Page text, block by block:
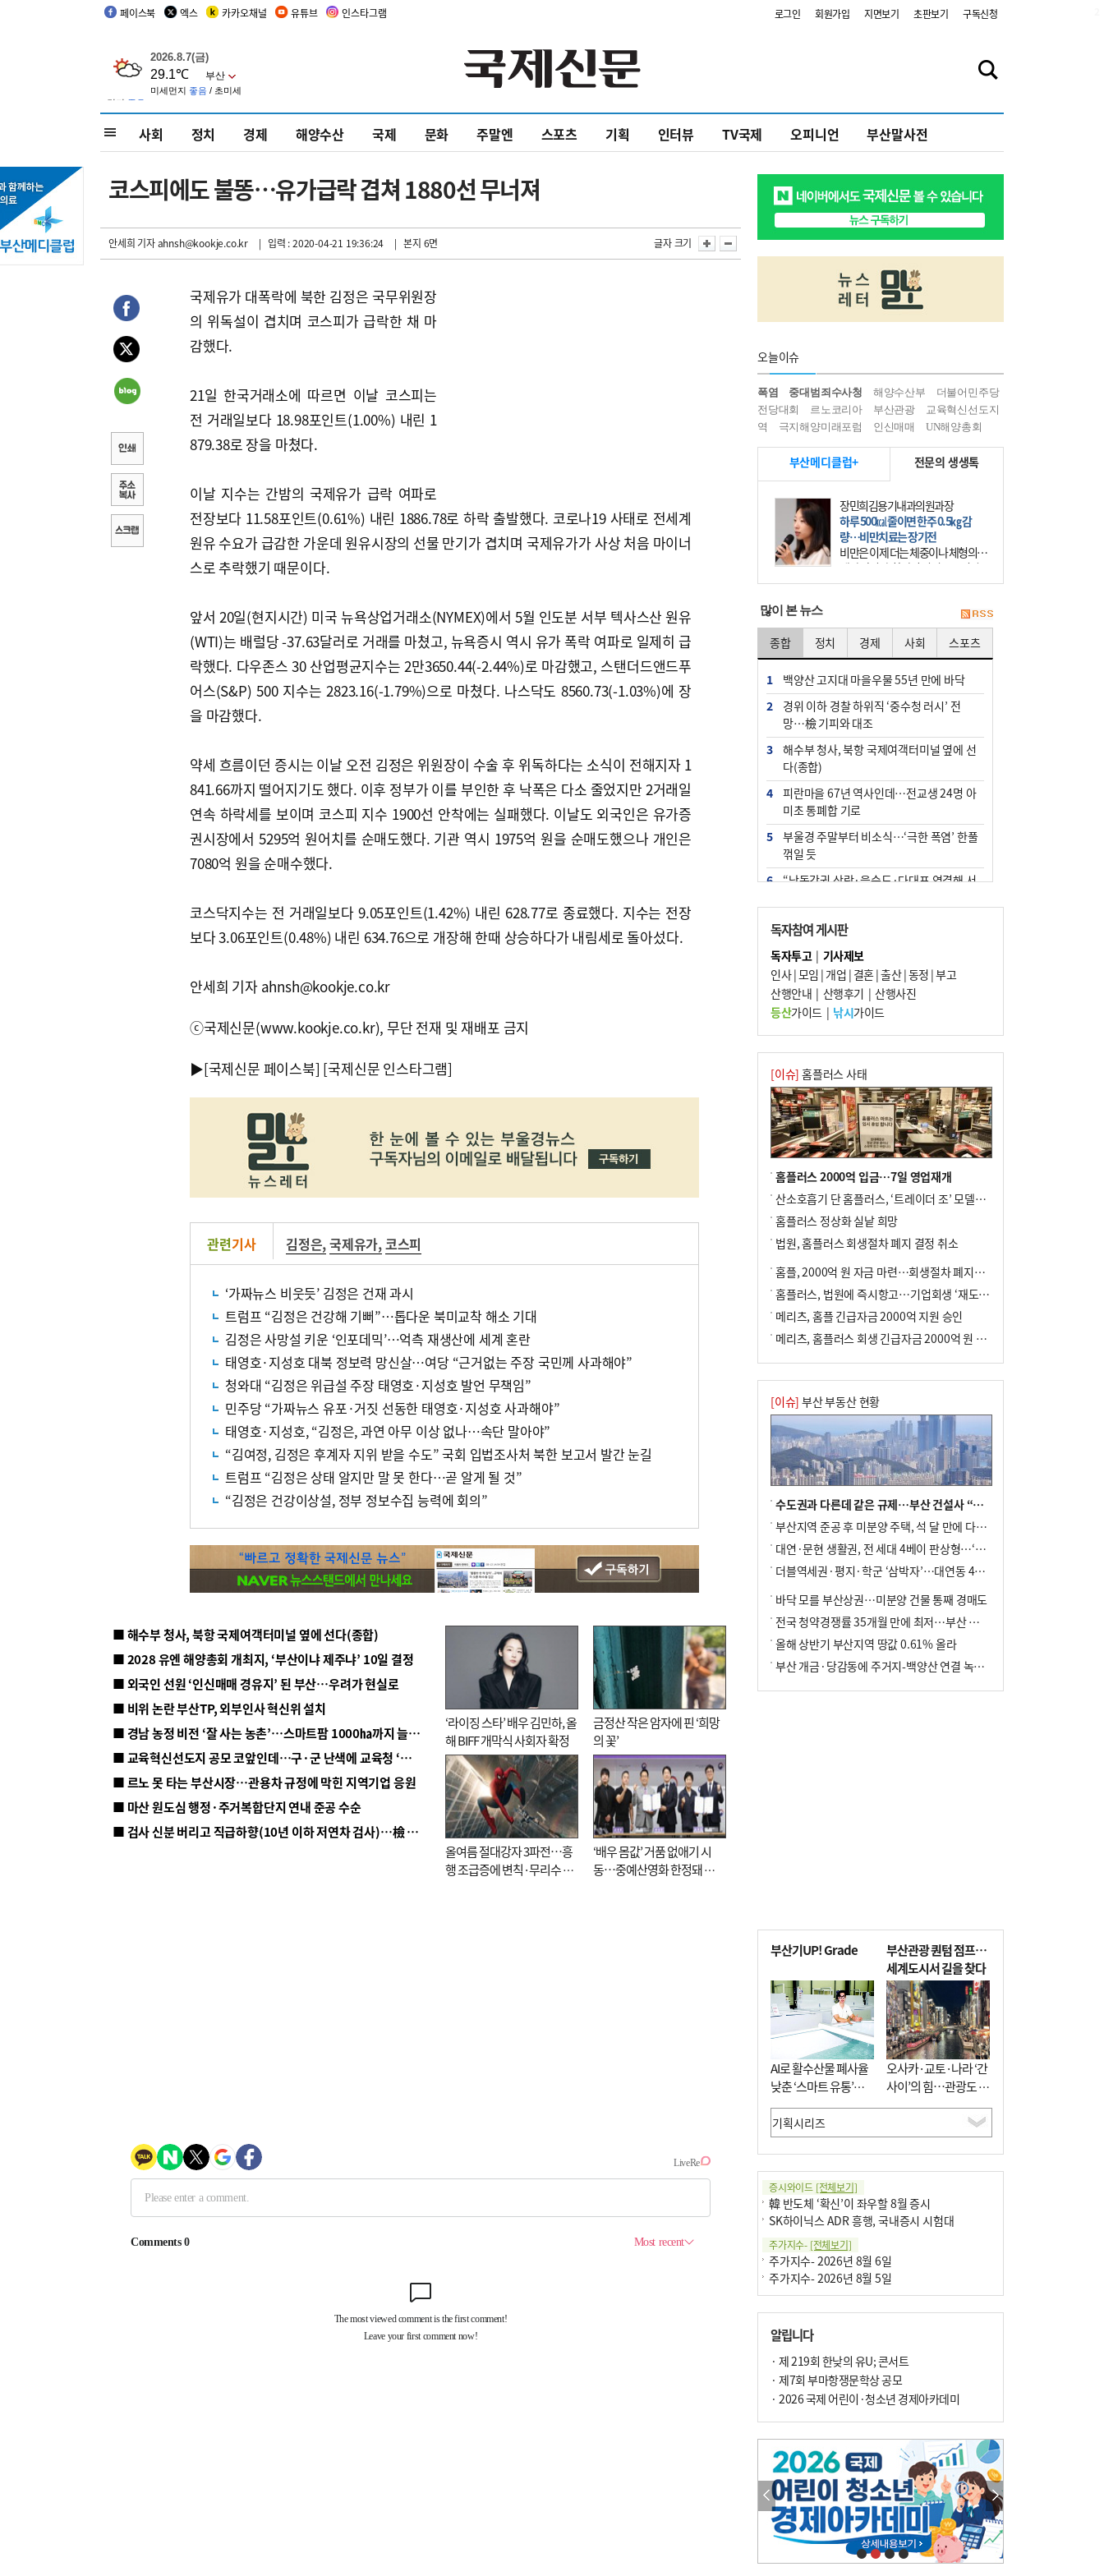
페이스북 엑스 카카오채널 유튜브 인스타그램 로그인 회원가입 지면보기 초판보기 구독신청
사회 정치 경제 해양수산 국제 문화 주말엔 스포츠 기획 인터뷰 TV국제 오피니언 부산말사전
코스피에도 불똥…유가급락 겹쳐 1880선 무너져
안세희 기자ahnsh@kookje.co.kr | 입력 : 2020-04-21 19:36:24 | 본지 6면 글자 크기
국제유가 대폭락에 북한 김정은 국무위원장
의 위독설이 겹치며 코스피가 급락한 채 마
감했다.
21일 한국거래소에 따르면 이날 코스피는
전 거래일보다 18.98포인트(1.00%) 내린 1
879.38로 장을 마쳤다.
이날 지수는 간밤의 국제유가 급락 여파로
전장보다 11.58포인트(0.61%) 내린 1886.78로 하락 출발했다. 코로나19 사태로 전세계
원유 수요가 급감한 가운데 원유시장의 선물 만기가 겹치며 국제유가가 사상 처음 마이너
스로 추락했기 때문이다.
앞서 20일(현지시간) 미국 뉴욕상업거래소(NYMEX)에서 5월 인도분 서부 텍사스산 원유
(WTI)는 배럴당 -37.63달러로 거래를 마쳤고, 뉴욕증시 역시 유가 폭락 여파로 일제히 급
락했다. 다우존스 30 산업평균지수는 2만3650.44(-2.44%)로 마감했고, 스탠더드앤드푸
어스(S&P) 500 지수는 2823.16(-1.79%)으로 마쳤다. 나스닥도 8560.73(-1.03%)에 장
을 마감했다.
약세 흐름이던 증시는 이날 오전 김정은 위원장이 수술 후 위독하다는 소식이 전해지자 1
841.66까지 떨어지기도 했다. 이후 정부가 이를 부인한 후 낙폭은 다소 줄었지만 2거래일
연속 하락세를 보이며 코스피 지수 1900선 안착에는 실패했다. 이날도 외국인은 유가증
권시장에서 5295억 원어치를 순매도했다. 기관 역시 1975억 원을 순매도했으나 개인은
7080억 원을 순매수했다.
코스닥지수는 전 거래일보다 9.05포인트(1.42%) 내린 628.77로 종료했다. 지수는 전장
보다 3.06포인트(0.48%) 내린 634.76으로 개장해 한때 상승하다가 내림세로 돌아섰다.
안세희 기자 ahnsh@kookje.co.kr
ⓒ국제신문(www.kookje.co.kr), 무단 전재 및 재배포 금지
▶[국제신문 페이스북] [국제신문 인스타그램]
관련기사 김정은,국제유가,코스피
‘가짜뉴스 비웃듯’ 김정은 건재 과시
트럼프 “김정은 건강해 기뻐”…톱다운 북미교착 해소 기대
김정은 사망설 키운 ‘인포데믹’…억측 재생산에 세계 혼란
태영호·지성호 대북 정보력 망신살…여당 “근거없는 주장 국민께 사과해야”
청와대 “김정은 위급설 주장 태영호·지성호 발언 무책임”
민주당 “가짜뉴스 유포·거짓 선동한 태영호·지성호 사과해야”
태영호·지성호, “김정은, 과연 아무 이상 없나…속단 말아야”
“김여정, 김정은 후계자 지위 받을 수도” 국회 입법조사처 북한 보고서 발간 눈길
트럼프 “김정은 상태 알지만 말 못 한다…곧 알게 될 것”
“김정은 건강이상설, 정부 정보수집 능력에 회의”
■ 해수부 청사, 북항 국제여객터미널 옆에 선다(종합)
■ 2028 유엔 해양총회 개최지, ‘부산이냐 제주냐’ 10일 결정
■ 외국인 선원 ‘인신매매 경유지’ 된 부산…우려가 현실로
■ 비위 논란 부산TP, 외부인사 혁신위 설치
■ 경남 농정 비전 ‘잘 사는 농촌’…스마트팜 1000㏊까지 늘린다
■ 교육혁신선도지 공모 코앞인데…구·군 난색에 교육청 ‘쩔쩔’
■ 르노 못 타는 부산시장…관용차 규정에 막힌 지역기업 응원
■ 마산 원도심 행정·주거복합단지 연내 준공 수순
■ 검사 신분 버리고 직급하향(10년 이하 저연차 검사)…檢 중수청행 기피
‘라이징 스타’ 배우 김민하, 올
해 BIFF 개막식 사회자 확정
금정산 작은 암자에 핀 ‘희망
의 꽃’
올여름 절대강자 3파전…흥
행 조급증에 변칙·무리수 마
‘배우 몸값’ 거품 없애기 시
동…중예산영화 한정돼 실
오늘이슈
폭염 중대범죄수사청 해양수산부
더불어민주당
전당대회
르노코리아 부산관광
교육혁신선도지
역
극지해양미래포럼 인신매매 UN해양총회
부산메디클럽+ 전문의 생생톡
장민희김용기내과의원과장
하루 500㎉ 줄이면 한주 0.5㎏ 감
량…비만치료는 장기전
비만은 이제 더는 체중이나 체형의 문
제가 아니다. 하나의 질병으로 인지
하고 치료와 관리를 해야 한다. 세계
많이 본 뉴스
종합 정치 경제 사회 스포츠
1
백양산 고지대 마을우물 55년 만에 바닥
2
경위 이하 경찰 하위직 ‘중수청 러시’ 전
망…檢 기피와 대조
3
해수부 청사, 북항 국제여객터미널 옆에 선
다(종합)
4
피란마을 67년 역사인데…전교생 24명 아
미초 통폐합 기로
5
부울경 주말부터 비소식…‘극한 폭염’ 한풀
꺾일 듯
6
“낙동강권 삼락·을숙도·다대포 연결해 서
7
오늘의 날씨- 2026년 8월 7일
8
외국인 선원 ‘인신매매 경유지’ 된 부산…
우려가 현실로
9
[사설] 해수부 신청사 북항으로 확정, 해양
수도 도약의 전환점
10 르노 못 타는 부산시장…관용차 규정에 막
힌 지역기업 응원
독자참여 게시판
독자투고| 기사제보
인사|모임 | 개업 | 결혼|출산|동정 |부고
산행안내 | 산행후기 | 산행사진
등산가이드| 낚시가이드
[이슈] 홈플러스 사태
홈플러스 2000억 입금…7일 영업재개
산소호흡기 단 홈플러스, ‘트레이더 조’ 모델로 살아날까
홈플러스 정상화 실낱 희망
법원, 홈플러스 회생절차 폐지 결정 취소
홈플, 2000억 원 자금 마련…회생절차 폐지에 즉시항고(종합)
홈플러스, 법원에 즉시항고…기업회생 ‘재도전’
메리츠, 홈플 긴급자금 2000억 지원 승인
메리츠, 홈플러스 회생 긴급자금 2000억 원 지원 승인
[이슈] 부산 부동산 현황
수도권과 다른데 같은 규제…부산 건설사 “쓰러지기 직전”
부산지역 준공 후 미분양 주택, 석 달 만에 다시 3000가구 넘어서
대연·문현 생활권, 전 세대 4베이 판상형…‘더샵 트리센트’ 내달 분양
더블역세권·평지·학군 ‘삼박자’…대연동 42층 브랜드 단지
바닥 모를 부산상권…미분양 건물 통째 경매도
전국 청약경쟁률 35개월 만에 최저…부산 미분양 ‘적체’ 심화
올해 상반기 부산지역 땅값 0.61% 올라
부산 개금·당감동에 주거지-백양산 연결 녹지 조성
부산기UP! Grade
AI로 활수산물 폐사율
낮춘 ‘스마트 유통’…
사막·산악지대 수출
도전
부산관광 퀀텀 점프…
세계도시서 길을 찾다
오사카·교토·나라 ‘간
사이’의 힘…관광도 뭉
쳐야 흥한다
증시와이드 [전체보기]
韓 반도체 ‘확신’이 좌우할 8월 증시
SK하이닉스 ADR 흥행, 국내증시 시험대
주가지수- [전체보기]
주가지수- 2026년 8월 6일
주가지수- 2026년 8월 5일
알립니다
· 제 219회 한낮의 유U; 콘서트
· 제7회 부마항쟁문학상 공모
· 2026 국제 어린이·청소년 경제아카데미